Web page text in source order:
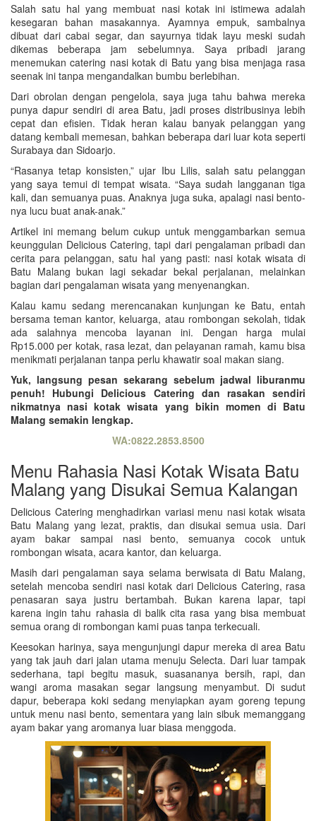
Salah satu hal yang membuat nasi kotak ini istimewa adalah
kesegaran bahan masakannya. Ayamnya empuk, sambalnya
dibuat dari cabai segar, dan sayurnya tidak layu meski sudah
dikemas beberapa jam sebelumnya. Saya pribadi jarang
menemukan catering nasi kotak di Batu yang bisa menjaga rasa
seenak ini tanpa mengandalkan bumbu berlebihan.
Dari obrolan dengan pengelola, saya juga tahu bahwa mereka
punya dapur sendiri di area Batu, jadi proses distribusinya lebih
cepat dan efisien. Tidak heran kalau banyak pelanggan yang
datang kembali memesan, bahkan beberapa dari luar kota seperti
Surabaya dan Sidoarjo.
“Rasanya tetap konsisten,” ujar Ibu Lilis, salah satu pelanggan
yang saya temui di tempat wisata. “Saya sudah langganan tiga
kali, dan semuanya puas. Anaknya juga suka, apalagi nasi bento-
nya lucu buat anak-anak.”
Artikel ini memang belum cukup untuk menggambarkan semua
keunggulan Delicious Catering, tapi dari pengalaman pribadi dan
cerita para pelanggan, satu hal yang pasti: nasi kotak wisata di
Batu Malang bukan lagi sekadar bekal perjalanan, melainkan
bagian dari pengalaman wisata yang menyenangkan.
Kalau kamu sedang merencanakan kunjungan ke Batu, entah
bersama teman kantor, keluarga, atau rombongan sekolah, tidak
ada salahnya mencoba layanan ini. Dengan harga mulai
Rp15.000 per kotak, rasa lezat, dan pelayanan ramah, kamu bisa
menikmati perjalanan tanpa perlu khawatir soal makan siang.
Yuk, langsung pesan sekarang sebelum jadwal liburanmu
penuh! Hubungi Delicious Catering dan rasakan sendiri
nikmatnya nasi kotak wisata yang bikin momen di Batu
Malang semakin lengkap.
WA:0822.2853.8500
Menu Rahasia Nasi Kotak Wisata Batu
Malang yang Disukai Semua Kalangan
Delicious Catering menghadirkan variasi menu nasi kotak wisata
Batu Malang yang lezat, praktis, dan disukai semua usia. Dari
ayam bakar sampai nasi bento, semuanya cocok untuk
rombongan wisata, acara kantor, dan keluarga.
Masih dari pengalaman saya selama berwisata di Batu Malang,
setelah mencoba sendiri nasi kotak dari Delicious Catering, rasa
penasaran saya justru bertambah. Bukan karena lapar, tapi
karena ingin tahu rahasia di balik cita rasa yang bisa membuat
semua orang di rombongan kami puas tanpa terkecuali.
Keesokan harinya, saya mengunjungi dapur mereka di area Batu
yang tak jauh dari jalan utama menuju Selecta. Dari luar tampak
sederhana, tapi begitu masuk, suasananya bersih, rapi, dan
wangi aroma masakan segar langsung menyambut. Di sudut
dapur, beberapa koki sedang menyiapkan ayam goreng tepung
untuk menu nasi bento, sementara yang lain sibuk memanggang
ayam bakar yang aromanya luar biasa menggoda.